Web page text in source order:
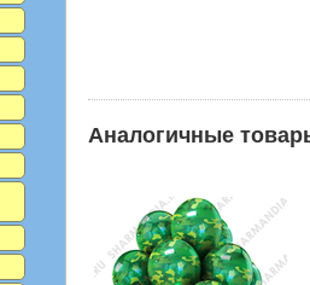
Аналогичные